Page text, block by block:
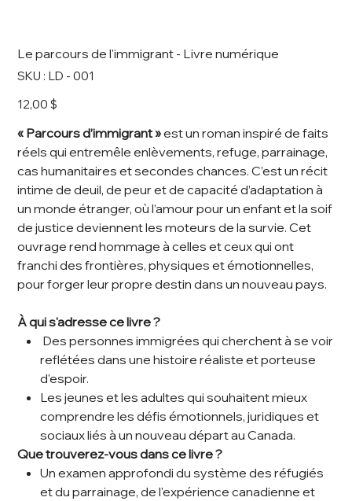
Le parcours de l'immigrant - Livre numérique
SKU : SKU
LD
001
LD - 001
Prix
12,00 $
« Parcours d’immigrant »est un roman inspiré de faits
réels qui entremêle enlèvements, refuge, parrainage,
cas humanitaires et secondes chances. C’est un récit
intime de deuil, de peur et de capacité d’adaptation à
un monde étranger, où l’amour pour un enfant et la soif
de justice deviennent les moteurs de la survie. Cet
ouvrage rend hommage à celles et ceux qui ont
franchi des frontières, physiques et émotionnelles,
pour forger leur propre destin dans un nouveau pays.
À qui s'adresse ce livre ?
Des personnes immigrées qui cherchent à se voir
reflétées dans une histoire réaliste et porteuse
d'espoir.
Les jeunes et les adultes qui souhaitent mieux
comprendre les défis émotionnels, juridiques et
sociaux liés à un nouveau départ au Canada.
Que trouverez-vous dans ce livre ?
Un examen approfondi du système des réfugiés
et du parrainage, de l'expérience canadienne et